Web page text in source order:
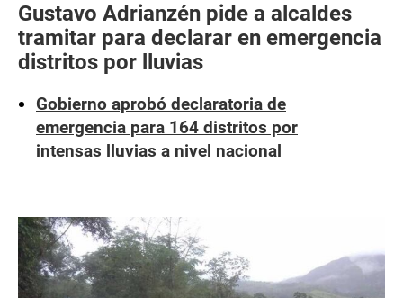
Gustavo Adrianzén pide a alcaldes
tramitar para declarar en emergencia
distritos por lluvias
Gobierno aprobó declaratoria de
emergencia para 164 distritos por
intensas lluvias a nivel nacional